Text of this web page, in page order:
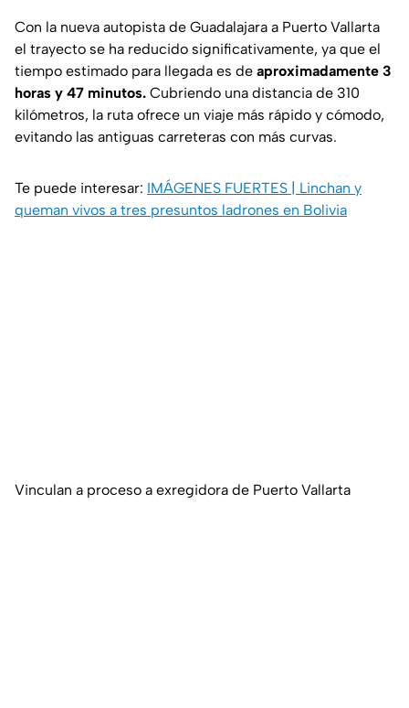
Con la nueva autopista de Guadalajara a Puerto Vallarta
el trayecto se ha reducido significativamente, ya que el
tiempo estimado para llegada es de aproximadamente 3
horas y 47 minutos. Cubriendo una distancia de 310
kilómetros, la ruta ofrece un viaje más rápido y cómodo,
evitando las antiguas carreteras con más curvas.
Te puede interesar: IMÁGENES FUERTES | Linchan y
queman vivos a tres presuntos ladrones en Bolivia
Vinculan a proceso a exregidora de Puerto Vallarta